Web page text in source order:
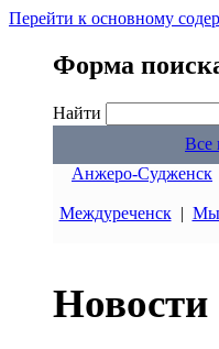
Перейти к основному
Форма
Найти
Все
Анжеро-Судженск
Междуреченск|
Новости